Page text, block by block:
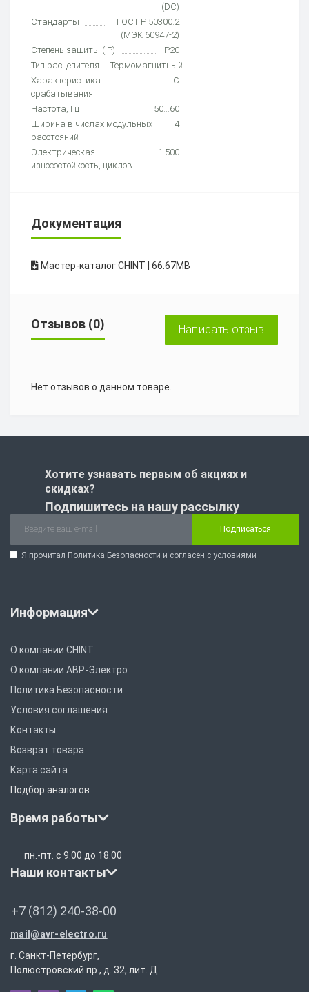
(DC)
Стандарты
ГОСТ Р 50300.2
(МЭК 60947-2)
Степень защиты (IP)
IP20
Тип расцепителя
Термомагнитный
Характеристика
срабатывания
C
Частота, Гц
50...60
Ширина в числах модульных
расстояний
4
Электрическая
износостойкость, циклов
1 500
Документация
Мастер-каталог CHINT | 66.67MB
Отзывов (0) Написать отзыв
Нет отзывов о данном товаре.
Хотите узнавать первым об акциях и
скидках?
Подпишитесь на нашу рассылку
Подписаться
Я прочитал Политика Безопасности и согласен с условиями
Информация
О компании CHINT
О компании АВР-Электро
Политика Безопасности
Условия соглашения
Контакты
Возврат товара
Карта сайта
Подбор аналогов
Время работы
пн.-пт. с 9.00 до 18.00
Наши контакты
+7 (812) 240-38-00
mail@avr-electro.ru
г. Санкт-Петербург,
Полюстровский пр., д. 32, лит. Д